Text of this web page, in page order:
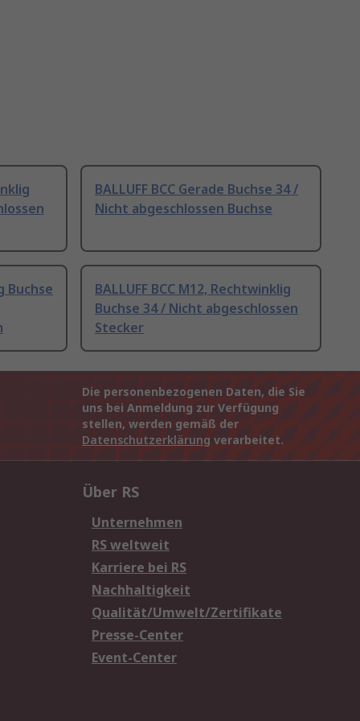
BALLUFF BCC Gerade Buchse 34 /
Nicht abgeschlossen Buchse
Buchse
BALLUFF BCC M12, Rechtwinklig
Buchse 34 / Nicht abgeschlossen
Stecker
Die personenbezogenen Daten, die Sie
uns bei Anmeldung zur Verfügung
stellen, werden gemäß der
Datenschutzerklärung verarbeitet.
Über RS
Unternehmen
RS weltweit
Karriere bei RS
Nachhaltigkeit
Qualität/Umwelt/Zertifikate
Presse-Center
Event-Center